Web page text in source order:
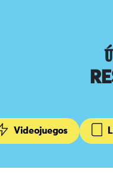
Videojuegos